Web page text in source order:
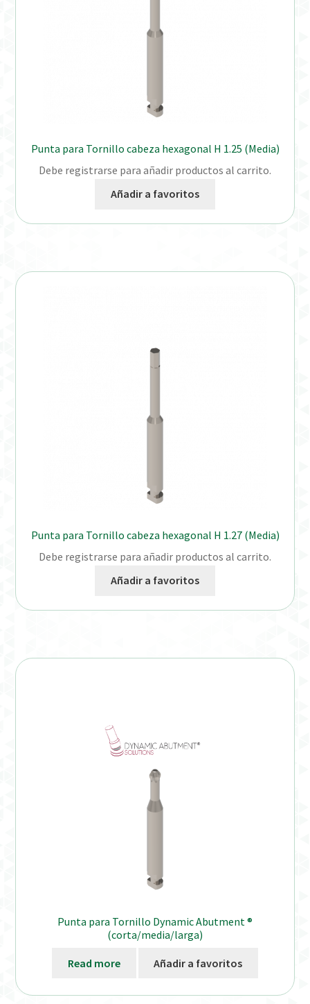
Punta para Tornillo cabeza hexagonal H 1.25 (Media)
Debe registrarse para añadir productos al carrito.
Añadir a favoritos
Punta para Tornillo cabeza hexagonal H 1.27 (Media)
Debe registrarse para añadir productos al carrito.
Añadir a favoritos
Punta para Tornillo Dynamic Abutment ®
(corta/media/larga)
Read more Añadir a favoritos